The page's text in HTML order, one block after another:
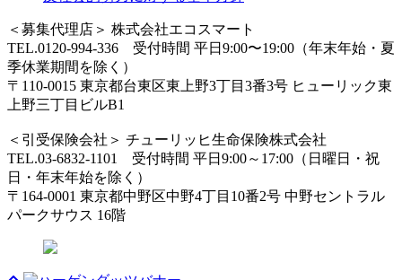
＜募集代理店＞ 株式会社エコスマート
TEL.0120-994-336 受付時間 平日9:00〜19:00（年末年始・夏
季休業期間を除く）
〒110-0015 東京都台東区東上野3丁目3番3号 ヒューリック東
上野三丁目ビルB1
＜引受保険会社＞ チューリッヒ生命保険株式会社
TEL.03-6832-1101 受付時間 平日9:00～17:00（日曜日・祝
日・年末年始を除く）
〒164-0001 東京都中野区中野4丁目10番2号 中野セントラル
パークサウス 16階